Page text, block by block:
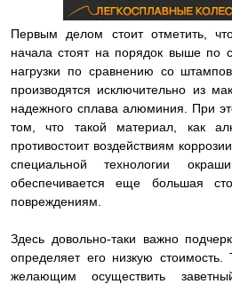
Первым делом стоит отметить,
начала стоят на порядок выше по
нагрузки по сравнению со
производятся исключительно из
надежного сплава алюминия. При
том, что такой материал, как
противостоит воздействиям
специальной технологии
обеспечивается еще большая
повреждениям.
Здесь довольно-таки важно
определяет его низкую
желающим осуществить